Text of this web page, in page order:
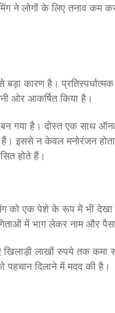
ने लोगों के लिए तनाव कम
कारण है।
ओर आकर्षित किया है।
गया है। दोस्त एक साथ
इससे न केवल मनोरंजन
होते हैं।
को एक पेशे के रूप में भी देखा
में भाग लेकर नाम और
खिलाड़ी लाखों रुपये तक
पहचान दिलाने में मदद की है।